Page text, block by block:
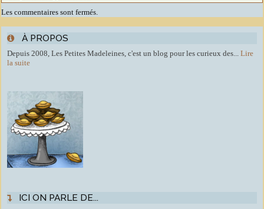
À PROPOS
Depuis 2008, Les Petites Madeleines, c'est un blog pour les curieux des...
Lire
la suite
ICI ON PARLE DE...
Les commentaires sont fermés.